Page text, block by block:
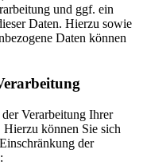
und ggf. ein
Daten. Hierzu sowie
Daten können
Verarbeitung Ihrer
Hierzu können Sie sich
der